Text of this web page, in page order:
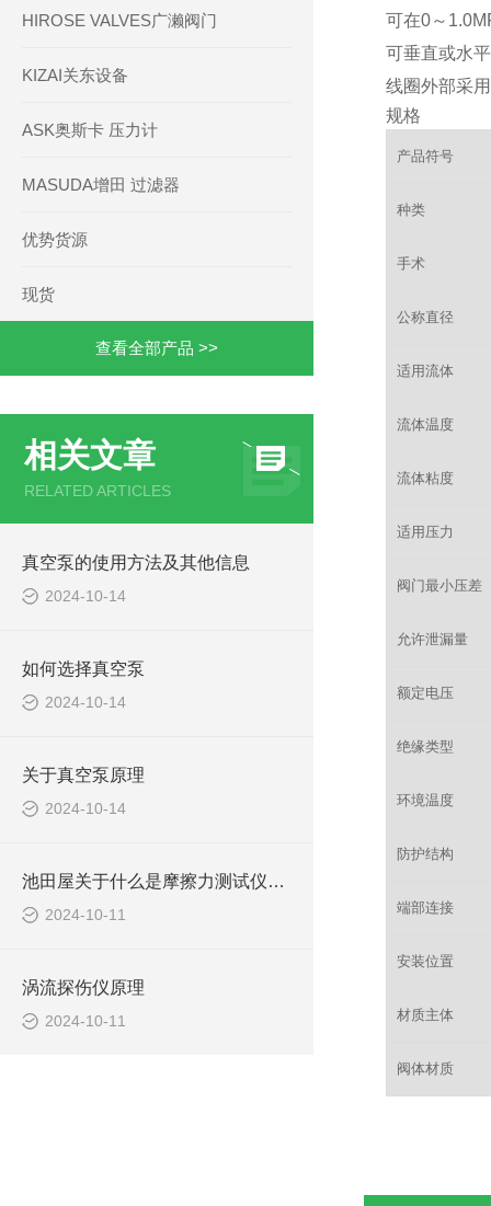
HIROSE VALVES广濑阀门
KIZAI关东设备
ASK奥斯卡 压力计
MASUDA增田 过滤器
优势货源
现货
查看全部产品 >>
相关文章
RELATED ARTICLES
真空泵的使用方法及其他信息
2024-10-14
如何选择真空泵
2024-10-14
关于真空泵原理
2024-10-14
池田屋关于什么是摩擦力测试仪及应用？
2024-10-11
涡流探伤仪原理
2024-10-11
可在0～
可垂直或水
线圈外部采
规格
产品符号
种类
手术
公称直径
适用流体
流体温度
流体粘度
适用压力
阀门最小压差
允许泄漏量
额定电压
绝缘类型
环境温度
防护结构
端部连接
安装位置
材质主体
阀体材质